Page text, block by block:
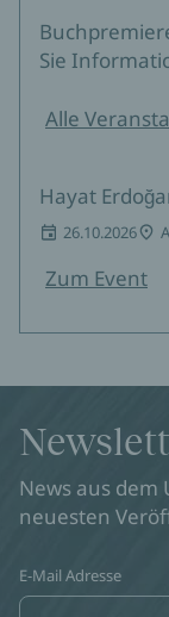
Sie
Alle
Hayat
26.10.2026
Zum Event
News aus dem
neuesten
E-Mail Adresse